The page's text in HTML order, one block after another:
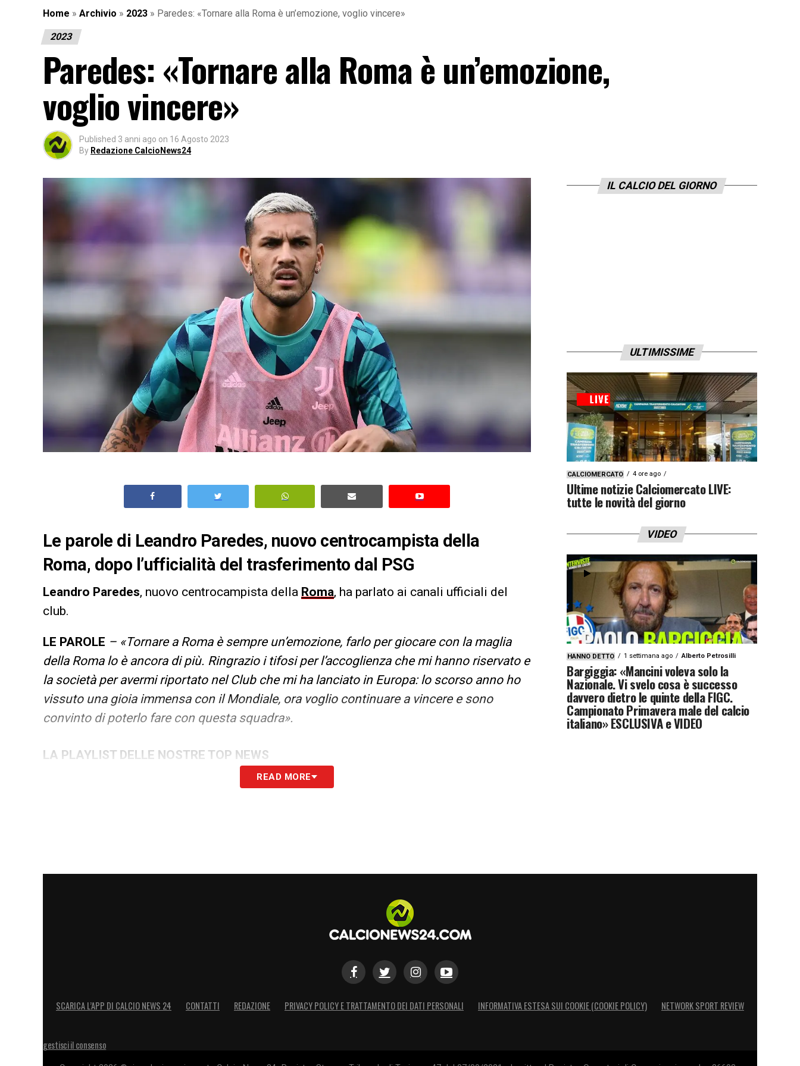
Home » Archivio » 2023 » Paredes: «Tornare alla Roma è un’emozione, voglio vincere»
2023
Paredes: «Tornare alla Roma è un’emozione,
voglio vincere»
Published 3 anni ago on 16 Agosto 2023
By Redazione CalcioNews24
Le parole di Leandro Paredes, nuovo centrocampista della
Roma, dopo l’ufficialità del trasferimento dal PSG
Leandro Paredes, nuovo centrocampista della Roma, ha parlato ai canali ufficiali del
club.
LE PAROLE – «Tornare a Roma è sempre un’emozione, farlo per giocare con la maglia
della Roma lo è ancora di più. Ringrazio i tifosi per l’accoglienza che mi hanno riservato e
la società per avermi riportato nel Club che mi ha lanciato in Europa: lo scorso anno ho
vissuto una gioia immensa con il Mondiale, ora voglio continuare a vincere e sono
convinto di poterlo fare con questa squadra».
LA PLAYLIST DELLE NOSTRE TOP NEWS
READ MORE
IL CALCIO DEL GIORNO
ULTIMISSIME
CALCIOMERCATO 4 ore ago
Ultime notizie Calciomercato LIVE:
tutte le novità del giorno
VIDEO
HANNO DETTO 1 settimana ago Alberto Petrosilli
Bargiggia: «Mancini voleva solo la
Nazionale. Vi svelo cosa è successo
davvero dietro le quinte della FIGC.
Campionato Primavera male del calcio
italiano» ESCLUSIVA e VIDEO
SCARICA L’APP DI CALCIO NEWS 24 CONTATTI REDAZIONE PRIVACY POLICY E TRATTAMENTO DEI DATI PERSONALI INFORMATIVA ESTESA SUI COOKIE (COOKIE POLICY) NETWORK SPORT REVIEW
gestisci il consenso